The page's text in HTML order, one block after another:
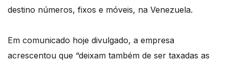
destino números, fixos e móveis, na Venezuela.
Em comunicado hoje divulgado, a empresa
acrescentou que “deixam também de ser taxadas as